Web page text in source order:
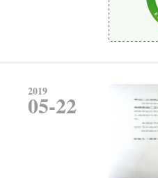
2019
05-22